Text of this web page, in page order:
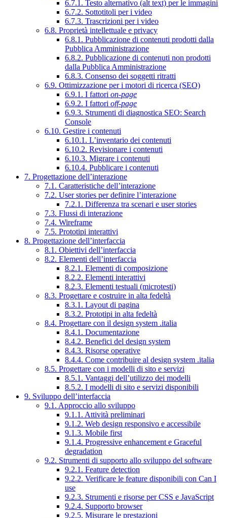
6.7.1. Testo alternativo (alt text) per le immagini
6.7.2. Sottotitoli per i video
6.7.3. Trascrizioni per i video
6.8. Proprietà intellettuale e privacy
6.8.1. Pubblicazione di contenuti prodotti dalla
Pubblica Amministrazione
6.8.2. Pubblicazione di contenuti non prodotti
dalla Pubblica Amministrazione
6.8.3. Consenso dei soggetti ritratti
6.9. Ottimizzazione per i motori di ricerca (SEO)
6.9.1. I fattori on-page
6.9.2. I fattori off-page
6.9.3. Strumenti di diagnostica SEO: Search
Console
6.10. Gestire i contenuti
6.10.1. L’inventario dei contenuti
6.10.2. Revisionare i contenuti
6.10.3. Migrare i contenuti
6.10.4. Pubblicare i contenuti
7. Progettazione dell’interazione
7.1. Caratteristiche dell’interazione
7.2. User stories per definire l’interazione
7.2.1. Differenza tra scenari e user stories
7.3. Flussi di interazione
7.4. Wireframe
7.5. Prototipi interattivi
8. Progettazione dell’interfaccia
8.1. Obiettivi dell’interfaccia
8.2. Elementi dell’interfaccia
8.2.1. Elementi di composizione
8.2.2. Elementi interattivi
8.2.3. Elementi testuali (microtesti)
8.3. Progettare e costruire in alta fedeltà
8.3.1. Layout di pagina
8.3.2. Prototipi in alta fedeltà
8.4. Progettare con il design system .italia
8.4.1. Documentazione
8.4.2. Benefici del design system
8.4.3. Risorse operative
8.4.4. Come contribuire al design system .italia
8.5. Progettare con i modelli di sito e servizi
8.5.1. Vantaggi dell’utilizzo dei modelli
8.5.2. I modelli di sito e servizi disponibili
9. Sviluppo dell’interfaccia
9.1. Approccio allo sviluppo
9.1.1. Attività preliminari
9.1.2. Web design responsivo e accessibile
9.1.3. Mobile first
9.1.4. Progressive enhancement e Graceful
degradation
9.2. Strumenti di supporto allo sviluppo del software
9.2.1. Feature detection
9.2.2. Verificare le feature disponibili con Can I
use
9.2.3. Strumenti e risorse per CSS e JavaScript
9.2.4. Supporto browser
9.2.5. Misurare le prestazioni